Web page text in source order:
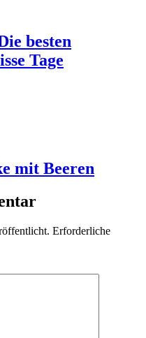
besten
Tage
mit Beeren
Erforderliche